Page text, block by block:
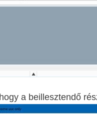
a beillesztendő